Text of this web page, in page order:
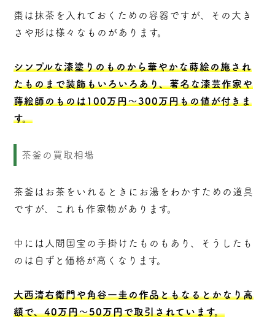
棗は抹茶を入れておくための容器ですが、その大き
さや形は様々なものがあります。
シンプルな漆塗りのものから華やかな蒔絵の施され
たものまで装飾もいろいろあり、著名な漆芸作家や
蒔絵師のものは100万円～300万円もの値が付きま
す。
茶釜の買取相場
茶釜はお茶をいれるときにお湯をわかすための道具
ですが、これも作家物があります。
中には人間国宝の手掛けたものもあり、そうしたも
のは自ずと価格が高くなります。
大西清右衛門や角谷一圭の作品ともなるとかなり高
額で、40万円～50万円で取引されています。